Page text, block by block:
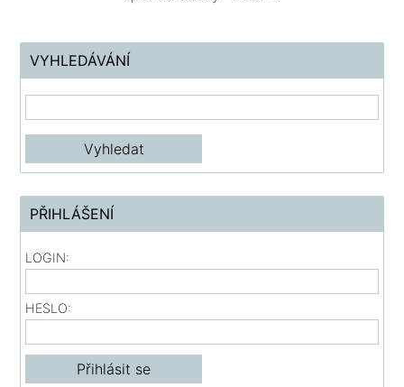
VYHLEDÁVÁNÍ
PŘIHLÁŠENÍ
LOGIN:
HESLO: